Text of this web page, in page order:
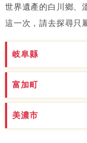
世界遺產的白川鄉、
這一次，請去探尋只
岐阜縣
富加町
美濃市